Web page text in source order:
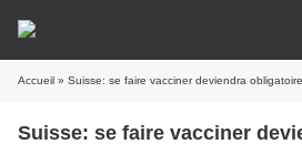
Accueil » Suisse: se faire vacciner deviendra obligatoire
Suisse: se faire vacciner